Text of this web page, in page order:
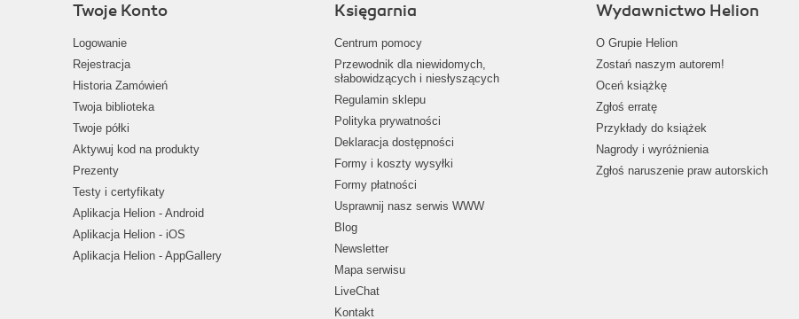
Twoje Konto
Logowanie
Rejestracja
Historia Zamówień
Twoja biblioteka
Twoje półki
Aktywuj kod na produkty
Prezenty
Testy i certyfikaty
Aplikacja Helion - Android
Aplikacja Helion - iOS
Aplikacja Helion - AppGallery
Księgarnia
Centrum pomocy
Przewodnik dla niewidomych,
słabowidzących i niesłyszących
Regulamin sklepu
Polityka prywatności
Deklaracja dostępności
Formy i koszty wysyłki
Formy płatności
Usprawnij nasz serwis WWW
Blog
Newsletter
Mapa serwisu
LiveChat
Kontakt
Wydawnictwo Helion
O Grupie Helion
Zostań naszym autorem!
Oceń książkę
Zgłoś erratę
Przykłady do książek
Nagrody i wyróżnienia
Zgłoś naruszenie praw autorskich